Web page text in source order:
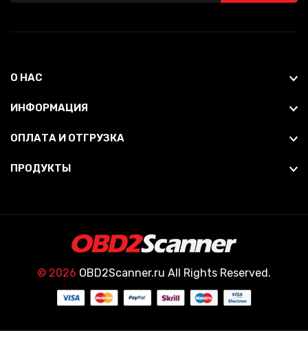
О НАС
ИНФОРМАЦИЯ
ОПЛАТА И ОТГРУЗКА
ПРОДУКТЫ
© 2026 OBD2Scanner.ru All Rights Reserved.